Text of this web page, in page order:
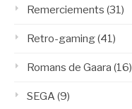
Remerciements (31)
Retro-gaming(41)
Romans de Gaara (16)
SEGA(9)